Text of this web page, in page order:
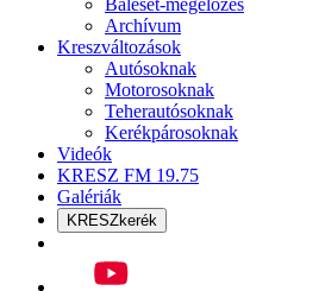
Baleset-megelőzés
Archívum
Kreszváltozások
Autósoknak
Motorosoknak
Teherautósoknak
Kerékpárosoknak
Videók
KRESZ FM 19.75
Galériák
KRESZkerék